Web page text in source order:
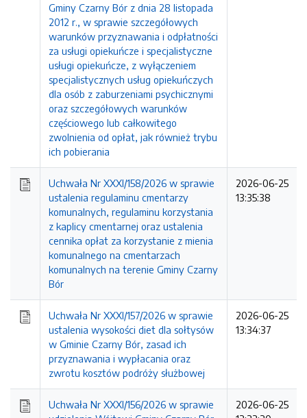
Gminy Czarny Bór z dnia 28 listopada
2012 r., w sprawie szczegółowych
warunków przyznawania i odpłatności
za usługi opiekuńcze i specjalistyczne
usługi opiekuńcze, z wyłączeniem
specjalistycznych usług opiekuńczych
dla osób z zaburzeniami psychicznymi
oraz szczegółowych warunków
częściowego lub całkowitego
zwolnienia od opłat, jak również trybu
ich pobierania
Uchwała Nr XXXI/158/2026 w sprawie
ustalenia regulaminu cmentarzy
komunalnych, regulaminu korzystania
z kaplicy cmentarnej oraz ustalenia
cennika opłat za korzystanie z mienia
komunalnego na cmentarzach
komunalnych na terenie Gminy Czarny
Bór
2026-06-25
13:35:38
Uchwała Nr XXXI/157/2026 w sprawie
ustalenia wysokości diet dla sołtysów
w Gminie Czarny Bór, zasad ich
przyznawania i wypłacania oraz
zwrotu kosztów podróży służbowej
2026-06-25
13:34:37
Uchwała Nr XXXI/156/2026 w sprawie
2026-06-25